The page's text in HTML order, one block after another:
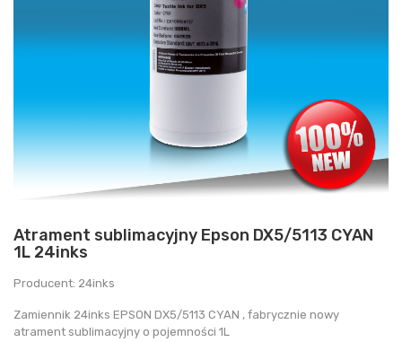
Atrament sublimacyjny Epson DX5/5113 CYAN
1L 24inks
Producent: 24inks
Zamiennik 24inks EPSON DX5/5113 CYAN , fabrycznie nowy
atrament sublimacyjny o pojemności 1L